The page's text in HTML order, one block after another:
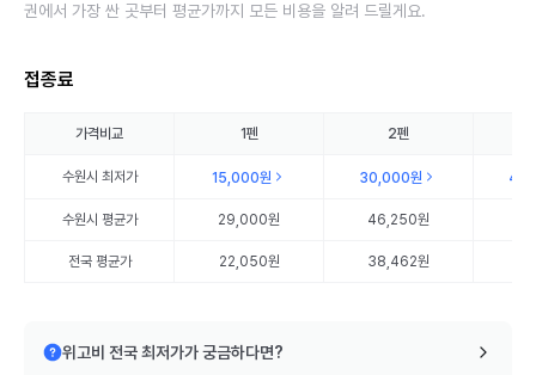
권에서 가장 싼 곳부터 평균가까지 모든 비용을 알려 드릴게요.
접종료
가격비교 1펜 2펜
수원시 최저가 15,000원 30,000원
수원시 평균가 29,000원 46,250원
전국 평균가 22,050원 38,462원
위고비 전국 최저가가 궁금하다면?